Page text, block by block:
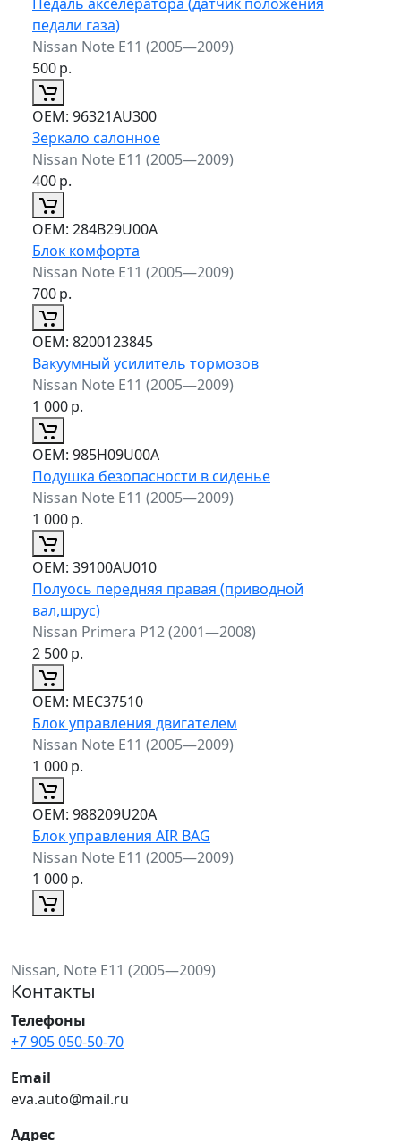
педали газа)
Nissan Note E11 (2005—2009)
500р.
ОЕМ: 96321AU300
Зеркало салонное
Nissan Note E11 (2005—2009)
400р.
ОЕМ: 284B29U00A
Блок комфорта
Nissan Note E11 (2005—2009)
700р.
ОЕМ: 8200123845
Вакуумный усилитель тормозов
Nissan Note E11 (2005—2009)
1 000р.
ОЕМ: 985H09U00A
Подушка безопасности в сиденье
Nissan Note E11 (2005—2009)
1 000р.
ОЕМ: 39100AU010
Полуось передняя правая (приводной
вал,шрус)
Nissan Primera P12 (2001—2008)
2 500р.
ОЕМ: MEC37510
Блок управления двигателем
Nissan Note E11 (2005—2009)
1 000р.
ОЕМ: 988209U20A
Блок управления AIR BAG
Nissan Note E11 (2005—2009)
1 000р.
Nissan, Note E11 (2005—2009)
Контакты
Телефоны
+7 905 050-50-70
Email
eva.auto@mail.ru
Адрес